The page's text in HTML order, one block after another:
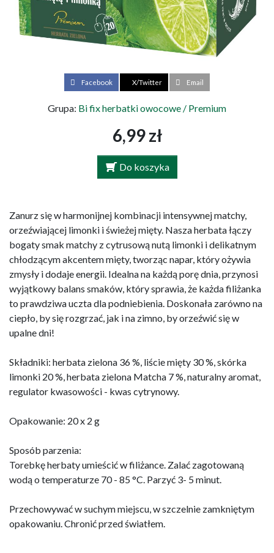
Facebook X/Twitter Email
Grupa: Bi fix herbatki owocowe / Premium
6,99 zł
Do koszyka
Zanurz się w harmonijnej kombinacji intensywnej matchy,
orzeźwiającej limonki i świeżej mięty. Nasza herbata łączy
bogaty smak matchy z cytrusową nutą limonki i delikatnym
chłodzącym akcentem mięty, tworząc napar, który ożywia
zmysły i dodaje energii. Idealna na każdą porę dnia, przynosi
wyjątkowy balans smaków, który sprawia, że każda filiżanka
to prawdziwa uczta dla podniebienia. Doskonała zarówno na
ciepło, by się rozgrzać, jak i na zimno, by orzeźwić się w
upalne dni!
Składniki: herbata zielona 36 %, liście mięty 30 %, skórka
limonki 20 %, herbata zielona Matcha 7 %, naturalny aromat,
regulator kwasowości - kwas cytrynowy.
Opakowanie: 20 x 2 g
Sposób parzenia:
Torebkę herbaty umieścić w filiżance. Zalać zagotowaną
wodą o temperaturze 70 - 85 °C. Parzyć 3- 5 minut.
Przechowywać w suchym miejscu, w szczelnie zamkniętym
opakowaniu. Chronić przed światłem.